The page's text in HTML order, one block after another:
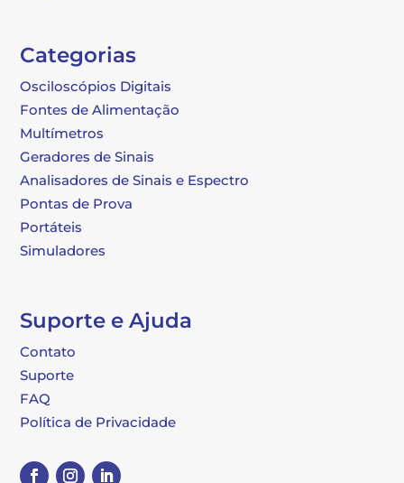
Categorias
Osciloscópios Digitais
Fontes de Alimentação
Multímetros
Geradores de Sinais
Analisadores de Sinais e Espectro
Pontas de Prova
Portáteis
Simuladores
Suporte e Ajuda
Contato
Suporte
FAQ
Política de Privacidade